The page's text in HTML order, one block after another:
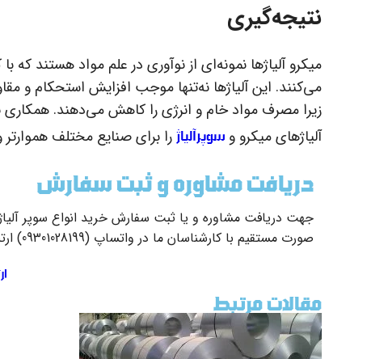
نتیجه‌گیری
میکرو آلیاژها نمونه‌ای از نوآوری در علم مواد هستند که
می‌کنند. این آلیاژها نه‌تنها موجب افزایش استحکام و
زیرا مصرف مواد خام و انرژی را کاهش می‌دهند. همکاری
آلیاژهای میکرو و سوپرآلیاژرا برای صنایع مختلف
دریافت مشاوره و ثبت سفارش
جهت دریافت مشاوره و یا ثبت سفارش خرید انواع سوپر
صورت مستقیم با کارشناسان ما در واتساپ (09301028199) ارتباط برقرار کنید.
مقالات مرتبط